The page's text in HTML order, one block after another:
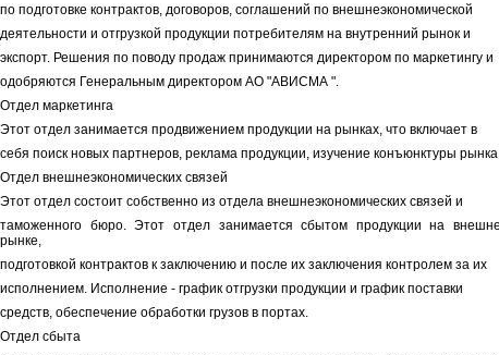
по подготовке контрактов, договоров, соглашений по внешнеэкономической
деятельности и отгрузкой продукции потребителям на внутренний рынок и
экспорт. Решения по поводу продаж принимаются директором по маркетингу и
одобряются Генеральным директором АО "АВИСМА ".
Отдел маркетинга
Этот отдел занимается продвижением продукции на рынках, что включает в
себя поиск новых партнеров, реклама продукции, изучение конъюнктуры
Отдел внешнеэкономических связей
Этот отдел состоит собственно из отдела внешнеэкономических связей и
таможенного бюро. Этот отдел занимается сбытом продукции на
рынке,
подготовкой контрактов к заключению и после их заключения контролем за их
исполнением. Исполнение - график отгрузки продукции и график поставки
средств, обеспечение обработки грузов в портах.
Отдел сбыта